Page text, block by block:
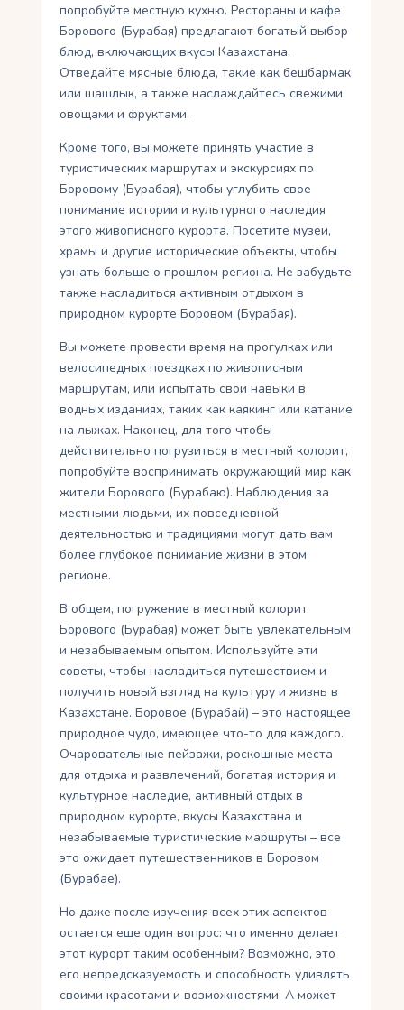
попробуйте местную кухню. Рестораны и кафе
Борового (Бурабая) предлагают богатый выбор
блюд, включающих вкусы Казахстана.
Отведайте мясные блюда, такие как бешбармак
или шашлык, а также наслаждайтесь свежими
овощами и фруктами.
Кроме того, вы можете принять участие в
туристических маршрутах и ​​экскурсиях по
Боровому (Бурабая), чтобы углубить свое
понимание истории и культурного наследия
этого живописного курорта. Посетите музеи,
храмы и другие исторические объекты, чтобы
узнать больше о прошлом региона. Не забудьте
также насладиться активным отдыхом в
природном курорте Боровом (Бурабая).
Вы можете провести время на прогулках или
велосипедных поездках по живописным
маршрутам, или испытать свои навыки в
водных изданиях, таких как каякинг или катание
на лыжах. Наконец, для того чтобы
действительно погрузиться в местный колорит,
попробуйте воспринимать окружающий мир как
жители Борового (Бурабаю). Наблюдения за
местными людьми, их повседневной
деятельностью и традициями могут дать вам
более глубокое понимание жизни в этом
регионе.
В общем, погружение в местный колорит
Борового (Бурабая) может быть увлекательным
и незабываемым опытом. Используйте эти
советы, чтобы насладиться путешествием и
получить новый взгляд на культуру и жизнь в
Казахстане. Боровое (Бурабай) – это настоящее
природное чудо, имеющее что-то для каждого.
Очаровательные пейзажи, роскошные места
для отдыха и развлечений, богатая история и
культурное наследие, активный отдых в
природном курорте, вкусы Казахстана и
незабываемые туристические маршруты – все
это ожидает путешественников в Боровом
(Бурабае).
Но даже после изучения всех этих аспектов
остается еще один вопрос: что именно делает
этот курорт таким особенным? Возможно, это
его непредсказуемость и способность удивлять
своими красотами и возможностями. А может